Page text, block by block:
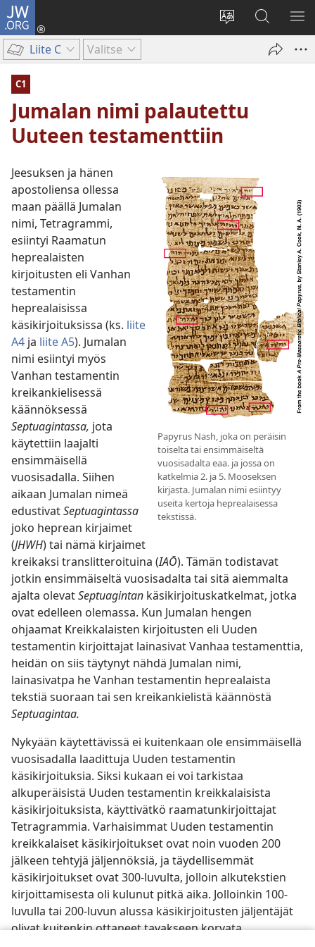
JW.ORG
Vaihda
kieli
Kirjaudu
(avaa
Hae
JW.ORG-
sivustolta
Liite C Valitse
C1
Jumalan nimi palautettu
Uuteen testamenttiin
Papyrus Nash, joka on peräisin
toiselta tai ensimmäiseltä
vuosisadalta eaa. ja jossa on
katkelmia 2. ja 5. Mooseksen
kirjasta. Jumalan nimi esiintyy
useita kertoja heprealaisessa
tekstissä.
Jeesuksen ja hänen
apostoliensa ollessa
maan päällä Jumalan
nimi, Tetragrammi,
esiintyi Raamatun
heprealaisten
kirjoitusten eli Vanhan
testamentin
heprealaisissa
käsikirjoituksissa (ks. liite
A4 ja liite A5). Jumalan
nimi esiintyi myös
Vanhan testamentin
kreikankielisessä
käännöksessä
Septuagintassa, jota
käytettiin laajalti
ensimmäisellä
vuosisadalla. Siihen
aikaan Jumalan nimeä
edustivatSeptuagintassa
joko heprean kirjaimet
(JHWH) tai nämä kirjaimet
kreikaksi translitteroituina (IAŌ). Tämän todistavat
jotkin ensimmäiseltä vuosisadalta tai sitä aiemmalta
ajalta olevatSeptuagintan käsikirjoituskatkelmat, jotka
ovat edelleen olemassa. Kun Jumalan hengen
ohjaamat Kreikkalaisten kirjoitusten eli Uuden
testamentin kirjoittajat lainasivat Vanhaa testamenttia,
heidän on siis täytynyt nähdä Jumalan nimi,
lainasivatpa he Vanhan testamentin heprealaista
tekstiä suoraan tai sen kreikankielistä käännöstä
Septuagintaa.
Nykyään käytettävissä ei kuitenkaan ole ensimmäisellä
vuosisadalla laadittuja Uuden testamentin
käsikirjoituksia. Siksi kukaan ei voi tarkistaa
alkuperäisistä Uuden testamentin kreikkalaisista
käsikirjoituksista, käyttivätkö raamatunkirjoittajat
Tetragrammia. Varhaisimmat Uuden testamentin
kreikkalaiset käsikirjoitukset ovat noin vuoden 200
jälkeen tehtyjä jäljennöksiä, ja täydellisemmät
käsikirjoitukset ovat 300-luvulta, jolloin alkutekstien
kirjoittamisesta oli kulunut pitkä aika. Jolloinkin 100-
luvulla tai 200-luvun alussa käsikirjoitusten jäljentäjät
olivat kuitenkin ottaneet tavakseen korvata